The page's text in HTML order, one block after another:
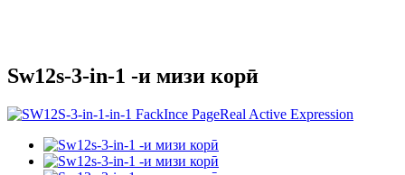
Sw12s-3-in-1 -и мизи корӣ